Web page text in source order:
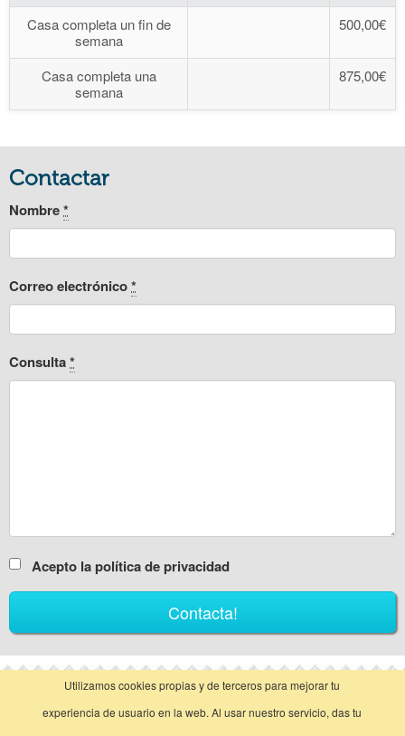
Casa completa un fin de
semana
500,00€
Casa completa una
semana
875,00€
Contactar
Nombre*
Correo electrónico*
Consulta*
Acepto la política de privacidad
Llamar Contactar
Utilizamos cookies propias y de terceros para mejorar tu
experiencia de usuario en la web. Al usar nuestro servicio, das tu
vista clásica